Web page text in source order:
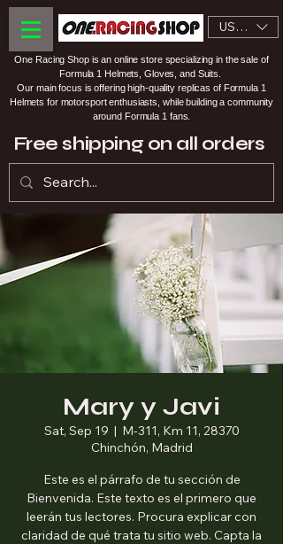
USD ($)
One Racing Shop is an online store specializing in the sale of
Formula 1 Helmets, Gloves, and Suits.
Our main focus is offering high-quality replicas of Formula 1
Helmets for motorsport enthusiasts, while building a community
around Formula 1 fans.
Free shipping on all orders
Mary y Javi
Sat, Sep 19
  |
M-311, Km 11, 28370
Chinchón, Madrid
Este es el párrafo de tu sección de
Bienvenida. Este texto es el primero que
leerán tus lectores. Procura explicar con
claridad de qué trata tu sitio web. Capta la